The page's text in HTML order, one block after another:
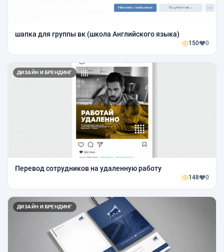
шапка для группы вк (школа Английского языка)
150 0
ДИЗАЙН И БРЕНДИНГ
Перевод сотрудников на удаленную работу
148 0
ДИЗАЙН И БРЕНДИНГ